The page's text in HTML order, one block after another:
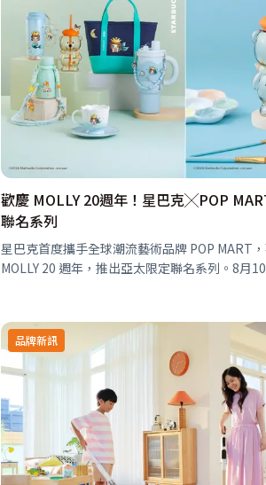
歡慶 MOLLY 20週年！星巴克╳POP
聯名系列
星巴克首度攜手全球潮流藝術品牌 POP MART
MOLLY 20 週年，推出亞太限定聯名系列。8月
品牌新訊